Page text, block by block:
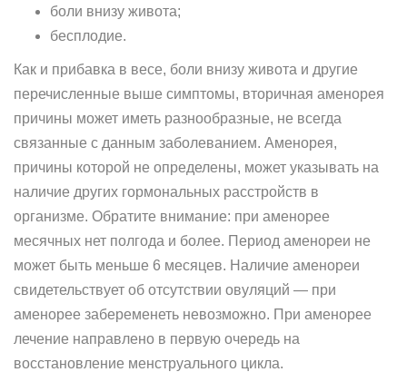
боли внизу живота;
бесплодие.
Как и прибавка в весе, боли внизу живота и другие
перечисленные выше симптомы, вторичная аменорея
причины может иметь разнообразные, не всегда
связанные с данным заболеванием. Аменорея,
причины которой не определены, может указывать на
наличие других гормональных расстройств в
организме. Обратите внимание: при аменорее
месячных нет полгода и более. Период аменореи не
может быть меньше 6 месяцев. Наличие аменореи
свидетельствует об отсутствии овуляций — при
аменорее забеременеть невозможно. При аменорее
лечение направлено в первую очередь на
восстановление менструального цикла.